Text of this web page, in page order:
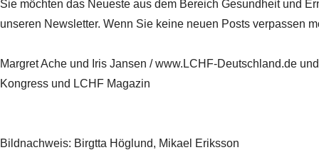
Sie möchten das Neueste aus dem Bereich Gesundheit und
unseren Newsletter. Wenn Sie keine neuen Posts verpassen
Margret Ache und Iris Jansen / www.LCHF-Deutschland.de
Kongress und LCHF Magazin
Bildnachweis: Birgtta Höglund, Mikael Eriksson